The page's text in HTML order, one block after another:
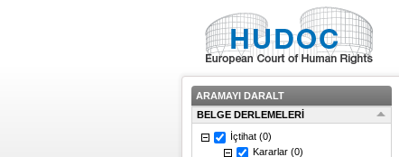
ARAMAYI DARALT
BELGE DERLEMELERİ
İçtihat (0)
Kararlar (0)